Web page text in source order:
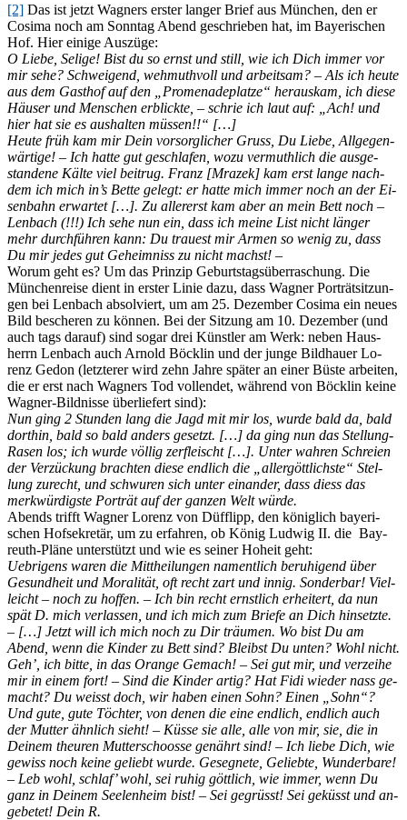
[2] Das ist jetzt Wag­ners ers­ter lan­ger Brief aus Mün­chen, den er
Co­si­ma noch am Sonn­tag Abend ge­schrie­ben hat, im Baye­ri­schen
Hof. Hier ei­ni­ge Auszüge:
O Lie­be, Se­li­ge! Bist du so ernst und still, wie ich Dich im­mer vor
mir sehe? Schwei­gend, weh­muth­voll und ar­beit­sam? – Als ich heu­te
aus dem Gast­hof auf den „Pro­me­na­de­plat­ze“ her­aus­kam, ich die­se
Häu­ser und Men­schen er­blick­te, – schrie ich laut auf: „Ach! und
hier hat sie es aus­hal­ten müssen!!“ […]
Heu­te früh kam mir Dein vor­sorg­li­cher Gruss, Du Lie­be, All­ge­gen­
wär­ti­ge! – Ich hat­te gut ge­schla­fen, wozu ver­muth­lich die aus­ge­
stan­de­ne Käl­te viel bei­trug. Franz [Mra­zek] kam erst lan­ge nach­
dem ich mich in’s Bet­te ge­legt: er hat­te mich im­mer noch an der Ei­
sen­bahn er­war­tet […]. Zu al­ler­erst kam aber an mein Bett noch –
Len­bach (!!!) Ich sehe nun ein, dass ich mei­ne List nicht län­ger
mehr durch­füh­ren kann: Du trau­est mir Ar­men so we­nig zu, dass
Du mir je­des gut Ge­heim­niss zu nicht machst! –
Wor­um geht es? Um das Prin­zip Ge­burts­tags­über­ra­schung. Die
Mün­chen­rei­se dient in ers­ter Li­nie dazu, dass Wag­ner Por­trät­sit­zun­
gen bei Len­bach ab­sol­viert, um am 25. De­zem­ber Co­si­ma ein neu­es
Bild be­sche­ren zu kön­nen. Bei der Sit­zung am 10. De­zem­ber (und
auch tags dar­auf) sind so­gar drei Künst­ler am Werk: ne­ben Haus­
herrn Len­bach auch Ar­nold Böck­lin und der jun­ge Bild­hau­er Lo­
renz Ge­don (letz­te­rer wird zehn Jah­re spä­ter an ei­ner Büs­te ar­bei­ten,
die er erst nach Wag­ners Tod voll­endet, wäh­rend von Böck­lin kei­ne
Wag­ner-Bild­nis­se über­lie­fert sind):
Nun ging 2 Stun­den lang die Jagd mit mir los, wur­de bald da, bald
dort­hin, bald so bald an­ders ge­setzt. […] da ging nun das Stel­lung-
Ra­sen los; ich wur­de völ­lig zer­fleischt […]. Un­ter wah­ren Schrei­en
der Ver­zü­ckung brach­ten die­se end­lich die „al­ler­gött­lichs­te“ Stel­
lung zu­recht, und schwu­ren sich un­ter ein­an­der, dass diess das
merk­wür­digs­te Por­trät auf der gan­zen Welt würde.
Abends trifft Wag­ner Lo­renz von Düf­f­lipp, den kö­nig­lich baye­ri­
schen Hof­se­kre­tär, um zu er­fah­ren, ob Kö­nig Lud­wig II. die Bay­
reuth-Plä­ne un­ter­stützt und wie es sei­ner Ho­heit geht:
Ueb­ri­gens wa­ren die Mitt­hei­lun­gen na­ment­lich be­ru­hi­gend über
Ge­sund­heit und Mo­ra­li­tät, oft recht zart und in­nig. Son­der­bar! Viel­
leicht – noch zu hof­fen. – Ich bin recht ernst­lich er­hei­tert, da nun
spät D. mich ver­las­sen, und ich mich zum Brie­fe an Dich hin­setz­te.
– […] Jetzt will ich mich noch zu Dir träu­men. Wo bist Du am
Abend, wenn die Kin­der zu Bett sind? Bleibst Du un­ten? Wohl nicht.
Geh’, ich bit­te, in das Oran­ge Ge­mach! – Sei gut mir, und ver­zei­he
mir in ei­nem fort! – Sind die Kin­der ar­tig? Hat Fidi wie­der nass ge­
macht? Du weisst doch, wir ha­ben ei­nen Sohn? Ei­nen „Sohn“?
Und gute, gute Töch­ter, von de­nen die eine end­lich, end­lich auch
der Mut­ter ähn­lich sieht! – Küs­se sie alle, alle von mir, sie, die in
Dei­nem theu­ren Mut­ter­schoos­se ge­nährt sind! – Ich lie­be Dich, wie
ge­wiss noch kei­ne ge­liebt wur­de. Ge­seg­ne­te, Ge­lieb­te, Wun­der­ba­re!
– Leb wohl, schlaf’ wohl, sei ru­hig gött­lich, wie im­mer, wenn Du
ganz in Dei­nem See­len­heim bist! – Sei ge­grüsst! Sei ge­küsst und an­
ge­be­tet! Dein R.